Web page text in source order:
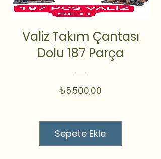
Valiz Takım Çantası
Dolu 187 Parça
₺5.500,00
Sepete Ekle